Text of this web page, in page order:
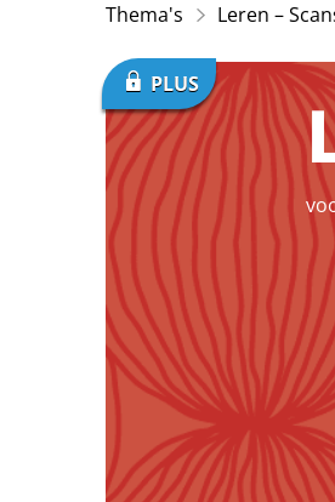
Thema's Leren –